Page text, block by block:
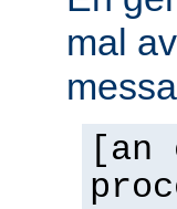
mal
[an